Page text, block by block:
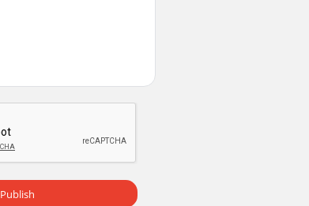
Publish